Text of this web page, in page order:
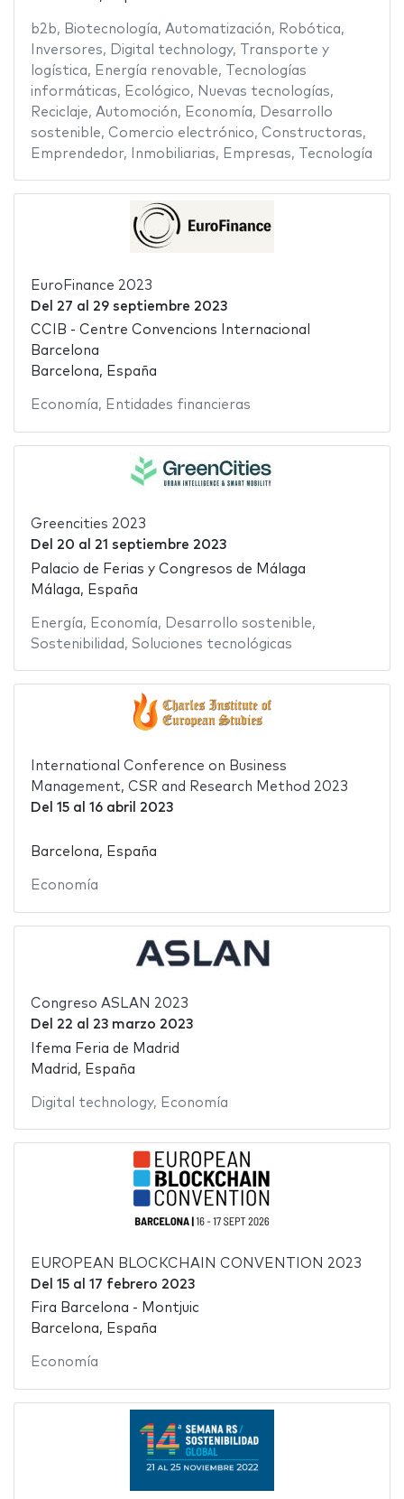
b2b, Biotecnología, Automatización, Robótica,
Inversores, Digital technology,
Transporte y
logística, Energía renovable,
Tecnologías
informáticas, Ecológico, Nuevas tecnologías,
Reciclaje, Automoción, Economía,
Desarrollo
sostenible, Comercio electrónico, Constructoras,
Emprendedor, Inmobiliarias, Empresas, Tecnología
EuroFinance 2023
Del 27 al 29 septiembre 2023
CCIB - Centre Convencions Internacional
Barcelona
Barcelona, España
Economía, Entidades financieras
Greencities 2023
Del 20 al 21 septiembre 2023
Palacio de Ferias y Congresos de Málaga
Málaga, España
Energía, Economía, Desarrollo sostenible,
Sostenibilidad , Soluciones tecnológicas
International Conference on Business
Management, CSR and Research Method 2023
Del 15al 16 abril 2023
Barcelona, España
Economía
Congreso ASLAN 2023
Del 22 al 23 marzo 2023
Ifema Feria de Madrid
Madrid, España
Digital technology, Economía
EUROPEAN BLOCKCHAIN CONVENTION 2023
Del 15al 17 febrero 2023
Fira Barcelona - Montjuic
Barcelona, España
Economía